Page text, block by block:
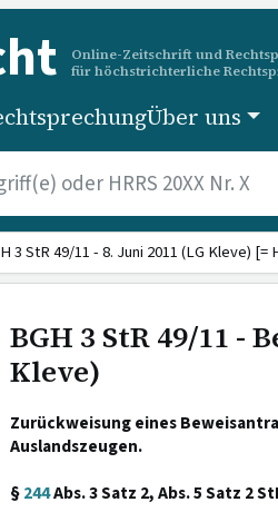
Online-Zeitschrift und
für höchstrichterliche
Über uns
3 StR 49/11 - 8. Juni 2011 (LG Kleve) [=
BGH 3 StR 49/11 -
Kleve)
Zurückweisung eines
Auslandszeugen.
§244Abs. 3 Satz 2, Abs. 5 Satz 2